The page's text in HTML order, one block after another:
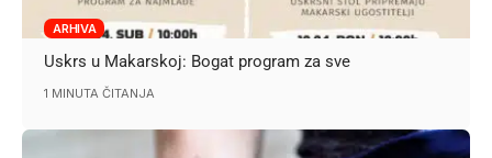
ARHIVA
Uskrs u Makarskoj: Bogat program za sve
1 MINUTA ČITANJA